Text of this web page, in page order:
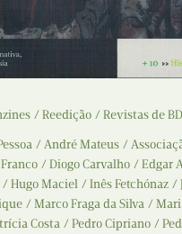
Reedição
Revistas de BD
André Mateus
Diogo Carvalho
Edgar
Hugo Maciel Inês Fetchónaz
Marco Fraga da Silva
Costa Pedro Cipriano